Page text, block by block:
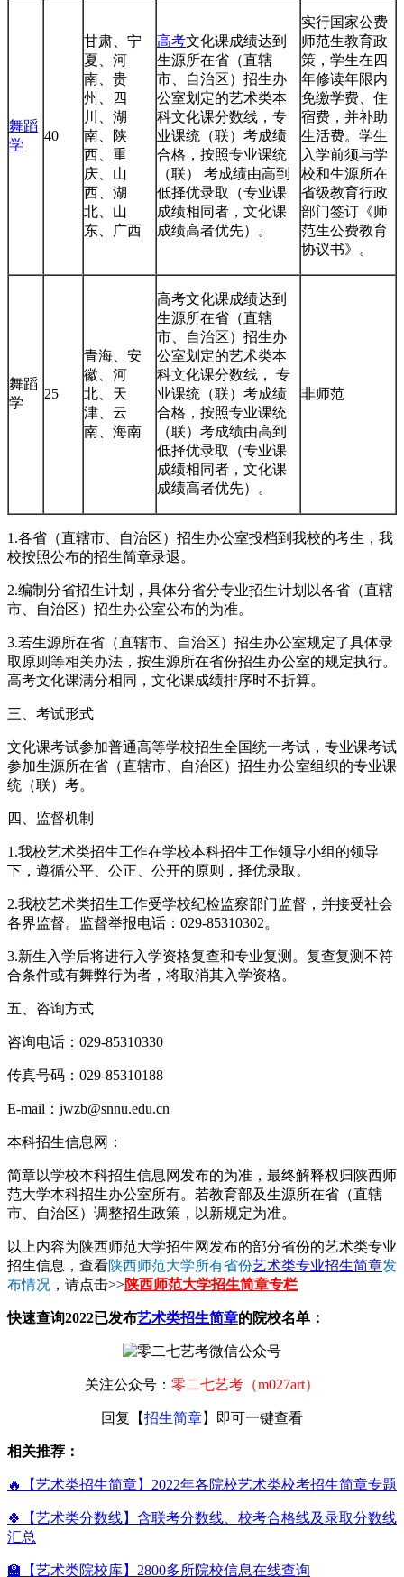
舞蹈
学
40
甘肃、宁
夏、河
南、贵
州、四
川、湖
南、陕
西、重
庆、山
西、湖
北、山
东、广西
高考文化课成绩达到
生源所在省（直辖
市、自治区）招生办
公室划定的艺术类本
科文化课分数线，专
业课统（联）考成绩
合格，按照专业课统
（联） 考成绩由高到
低择优录取（专业课
成绩相同者，文化课
成绩高者优先）。
实行国家公费
师范生教育政
策，学生在四
年修读年限内
免缴学费、住
宿费，并补助
生活费。学生
入学前须与学
校和生源所在
省级教育行政
部门签订《师
范生公费教育
协议书》。
舞蹈
学
25
青海、安
徽、河
北、天
津、云
南、海南
高考文化课成绩达到
生源所在省（直辖
市、自治区）招生办
公室划定的艺术类本
科文化课分数线， 专
业课统（联）考成绩
合格，按照专业课统
（联）考成绩由高到
低择优录取（专业课
成绩相同者，文化课
成绩高者优先）。
非师范
1.各省（直辖市、自治区）招生办公室投档到我校的考生，我
校按照公布的招生简章录退。
2.编制分省招生计划，具体分省分专业招生计划以各省（直辖
市、自治区）招生办公室公布的为准。
3.若生源所在省（直辖市、自治区）招生办公室规定了具体录
取原则等相关办法，按生源所在省份招生办公室的规定执行。
高考文化课满分相同，文化课成绩排序时不折算。
三、考试形式
文化课考试参加普通高等学校招生全国统一考试，专业课考试
参加生源所在省（直辖市、自治区）招生办公室组织的专业课
统（联）考。
四、监督机制
1.我校艺术类招生工作在学校本科招生工作领导小组的领导
下，遵循公平、公正、公开的原则，择优录取。
2.我校艺术类招生工作受学校纪检监察部门监督，并接受社会
各界监督。监督举报电话：029-85310302。
3.新生入学后将进行入学资格复查和专业复测。复查复测不符
合条件或有舞弊行为者，将取消其入学资格。
五、咨询方式
咨询电话：029-85310330
传真号码：029-85310188
E-mail：jwzb@snnu.edu.cn
本科招生信息网：
简章以学校本科招生信息网发布的为准，最终解释权归陕西师
范大学本科招生办公室所有。若教育部及生源所在省（直辖
市、自治区）调整招生政策，以新规定为准。
以上内容为陕西师范大学招生网发布的部分省份的艺术类专业
招生信息，查看陕西师范大学所有省份艺术类专业招生简章发
布情况 ，请点击>>陕西师范大学招生简章专栏
快速查询2022已发布艺术类招生简章的院校名单：
关注公众号： 零二七艺考（m027art）
回复【招生简章】即可一键查看
相关推荐：
🔥【艺术类招生简章】2022年各院校艺术类校考招生简章专题
🍀【艺术类分数线】含联考分数线、校考合格线及录取分数线
汇总
🏫【艺术类院校库】2800多所院校信息在线查询